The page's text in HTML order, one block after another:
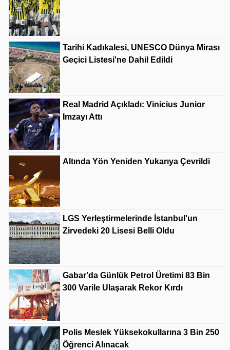
Tarihi Kadıkalesi, UNESCO Dünya Mirası
Geçici Listesi'ne Dahil Edildi
Real Madrid Açıkladı: Vinicius Junior
Imzayı Attı
Altında Yön Yeniden Yukarıya Çevrildi
LGS Yerleştirmelerinde İstanbul'un
Zirvedeki 20 Lisesi Belli Oldu
Gabar'da Günlük Petrol Üretimi 83 Bin
300 Varile Ulaşarak Rekor Kırdı
Polis Meslek Yüksekokullarına 3 Bin 250
Öğrenci Alınacak